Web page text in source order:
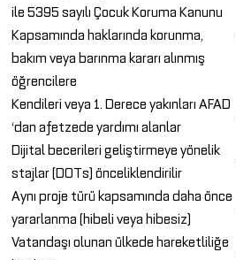
ile 5395 sayılı Çocuk Koruma Kanunu
Kapsamında haklarında korunma,
bakım veya barınma kararı alınmış
öğrencilere
Kendileri veya 1. Derece yakınları AFAD
‘dan afetzede yardımı alanlar
Dijital becerileri geliştirmeye yönelik
stajlar (DOTs) önceliklendirilir
Aynı proje türü kapsamında daha önce
yararlanma (hibeli veya hibesiz)
Vatandaşı olunan ülkede hareketliliğe